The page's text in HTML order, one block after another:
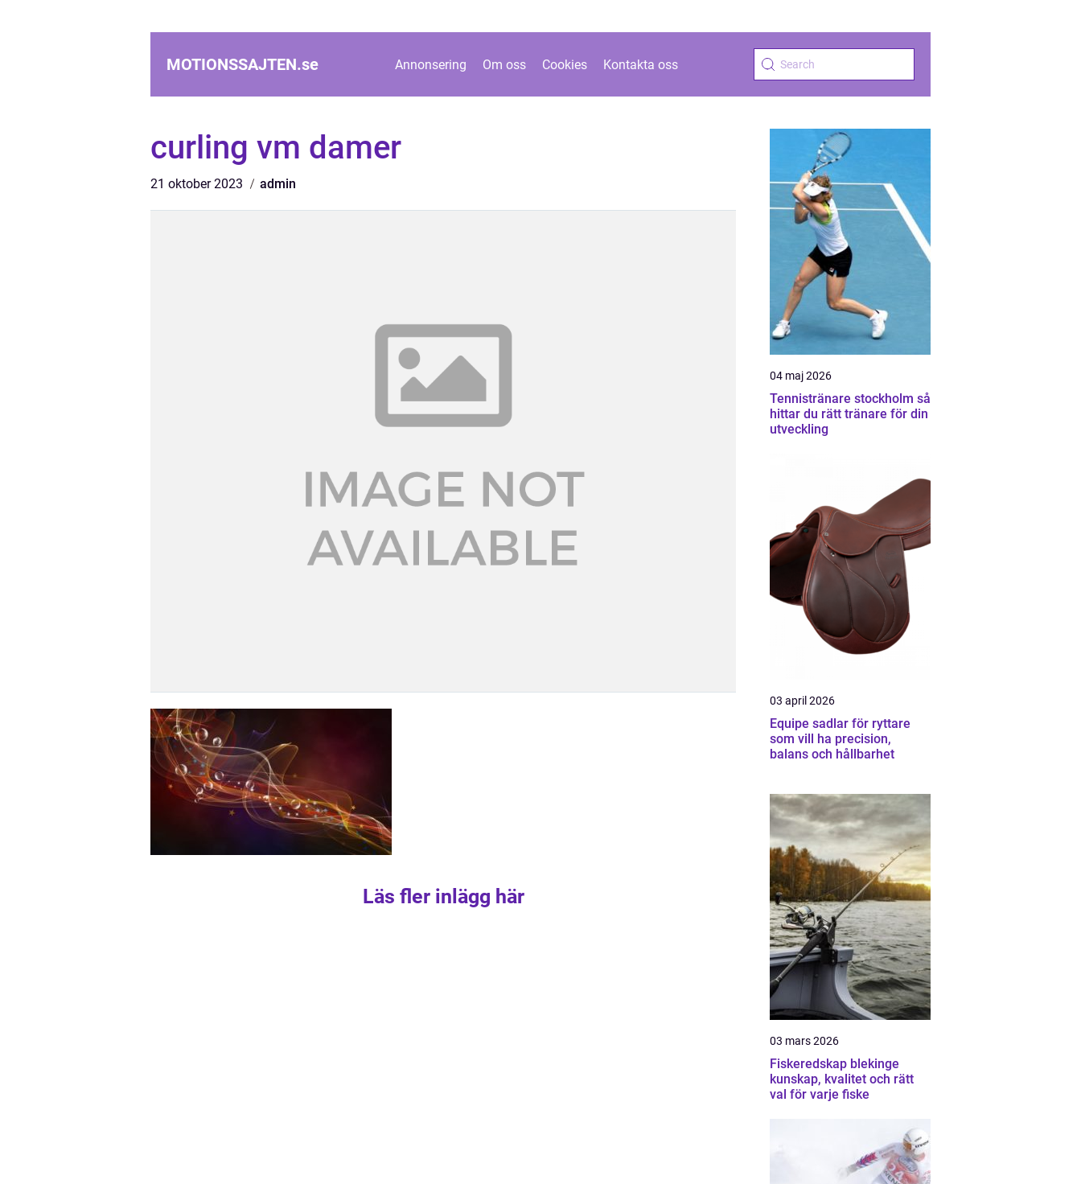
MOTIONSSAJTEN.se Annonsering Om oss Cookies Kontakta oss
curling vm damer
21 oktober 2023 admin
Läs fler inlägg här
04 maj 2026
Tennistränare stockholm så
hittar du rätt tränare för din
utveckling
03 april 2026
Equipe sadlar för ryttare
som vill ha precision,
balans och hållbarhet
03 mars 2026
Fiskeredskap blekinge
kunskap, kvalitet och rätt
val för varje fiske